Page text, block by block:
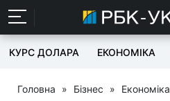
КУРС ДОЛАРА ЕКОНОМІКА
Головна » Бізнес » Економіка